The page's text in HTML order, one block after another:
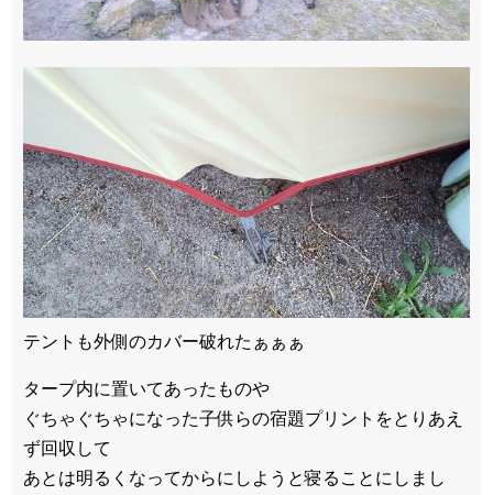
テントも外側のカバー破れたぁぁぁ
タープ内に置いてあったものや
ぐちゃぐちゃになった子供らの宿題プリントをとりあえ
ず回収して
あとは明るくなってからにしようと寝ることにしまし